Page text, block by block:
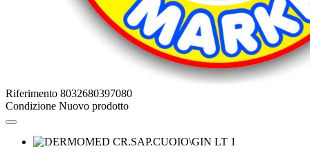
Riferimento 8032680397080
Condizione Nuovo prodotto